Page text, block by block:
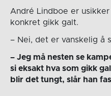
André Lindboe er
konkret gikk galt.
– Nei, det er vanskelig å
– Jeg må nesten se
si eksakt hva som gikk
blir det tungt, slår han